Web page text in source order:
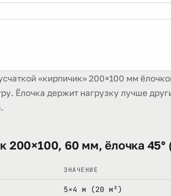
«кирпичик» 200×100 мм
Ёлочка держит нагрузку лучше
200×100, 60 мм, ёлочка 45°
ЗНАЧЕНИЕ
5×4 м (20 м²)